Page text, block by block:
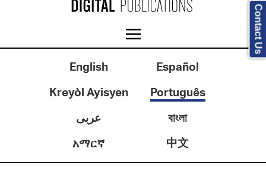
English
Español
Kreyòl Ayisyen
Português
عربى
বাংলা
አማርኛ
中文
Contact Us